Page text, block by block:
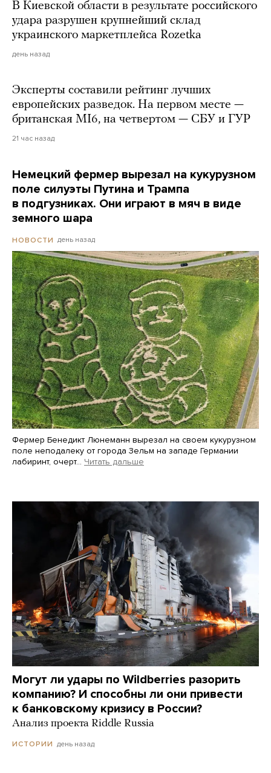
В Киевской области в результате российского
удара разрушен крупнейший склад
украинского маркетплейса Rozetka
день назад
Эксперты составили рейтинг лучших
европейских разведок. На первом месте —
британская MI6, на четвертом — СБУ и ГУР
21 час назад
Немецкий фермер вырезал на кукурузном
поле силуэты Путина и Трампа
в подгузниках. Они играют в мяч в виде
земного шара
НОВОСТИ день назад
Фермер Бенедикт Люнеманн вырезал на своем кукурузном
поле неподалеку от города Зельм на западе Германии
лабиринт, очерт… Читать дальше
Могут ли удары по Wildberries разорить
компанию? И способны ли они привести
к банковскому кризису в России?
Анализ проекта Riddle Russia
ИСТОРИИ день назад